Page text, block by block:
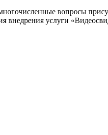
вопросы
услуги